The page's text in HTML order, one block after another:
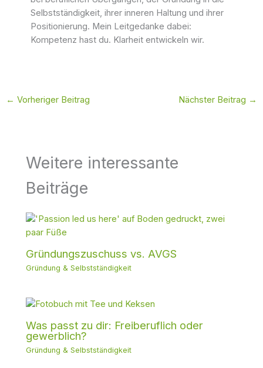
Selbstständigkeit, ihrer inneren Haltung und ihrer
Positionierung. Mein Leitgedanke dabei:
Kompetenz hast du. Klarheit entwickeln wir.
← Vorheriger Beitrag Nächster Beitrag →
Weitere interessante
Beiträge
Gründungszuschuss vs. AVGS
Gründung & Selbstständigkeit
Was passt zu dir: Freiberuflich oder
gewerblich?
Gründung & Selbstständigkeit